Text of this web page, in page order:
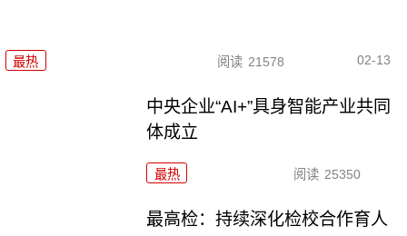
最热 阅读 21578 02-13
中央企业“AI+”具身智能产业共同
体成立
最热 阅读 25350
最高检：持续深化检校合作育人